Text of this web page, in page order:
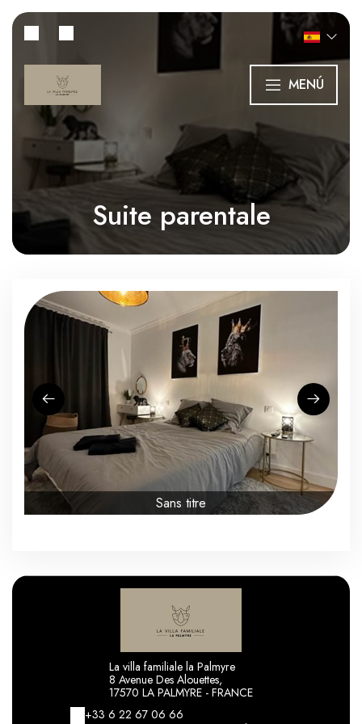
MENÚ
Suite parentale
Sans titre
La villa familiale la Palmyre
8 Avenue Des Alouettes,
17570 LA PALMYRE - FRANCE
+33 6 22 67 06 66